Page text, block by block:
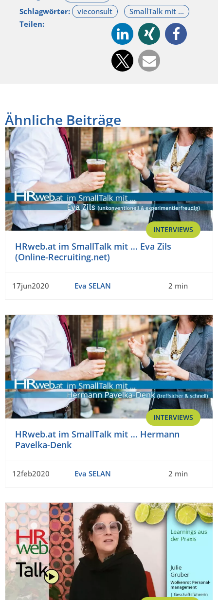
Schlagwörter:
Teilen:
Ähnliche Beiträge
INTERVIEWS
HRweb.at im SmallTalk mit … Eva Zils
(Online-Recruiting.net)
17jun2020 Eva SELAN 2 min
INTERVIEWS
HRweb.at im SmallTalk mit … Hermann
Pavelka-Denk
12feb2020 Eva SELAN 2 min